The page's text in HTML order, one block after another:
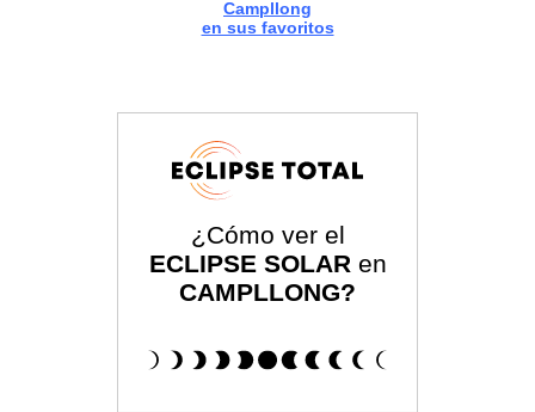
Campllong
en sus favoritos
¿Cómo ver el
ECLIPSE SOLAR en
CAMPLLONG?